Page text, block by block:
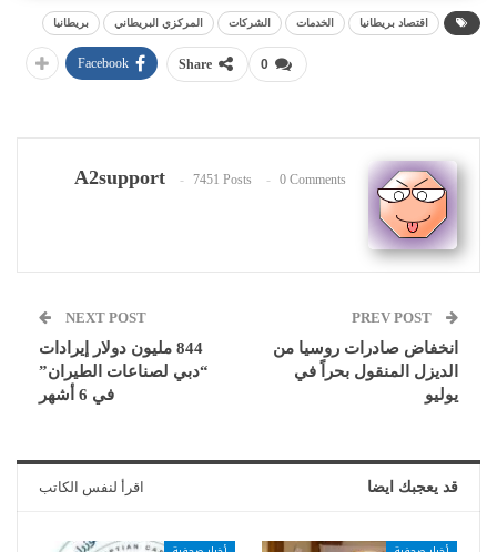
اقتصاد بريطانيا الخدمات الشركات المركزي البريطاني بريطانيا
0
Share
Facebook
A2support 7451 Posts 0 Comments
انخفاض صادرات روسيا من
الديزل المنقول بحراً في
يوليو
NEXT POST
844 مليون دولار إيرادات
“دبي لصناعات الطيران”
في 6 أشهر
قد يعجبك ايضا اقرأ لنفس الكاتب